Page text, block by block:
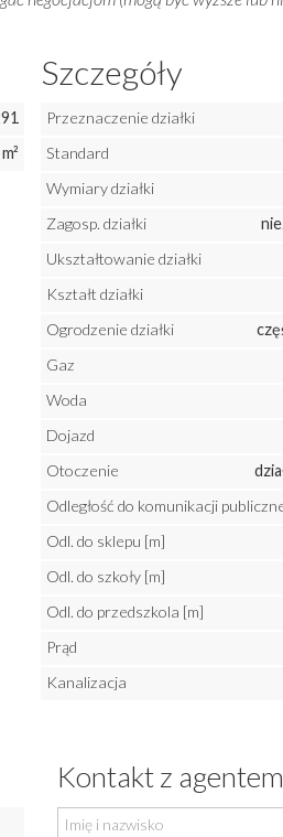
Szczegóły
Przeznaczenie działki
Standard
Wymiary działki
Zagosp. działki
Ukształtowanie działki
Kształt działki
Ogrodzenie działki
Gaz
Woda
Dojazd
Otoczenie
Odległość do komunikacji
Odl. do sklepu [m]
Odl. do szkoły [m]
Odl. do przedszkola [m]
Prąd
Kanalizacja
Kontakt z agentem